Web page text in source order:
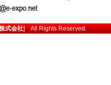
式会社] All Rights Reserved.